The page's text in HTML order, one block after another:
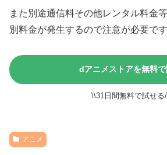
また別途通信料その他レンタル料金
別料金が発生するので注意が必要です
dアニメストアを無料
\\31日間無料で試せる
アニメ